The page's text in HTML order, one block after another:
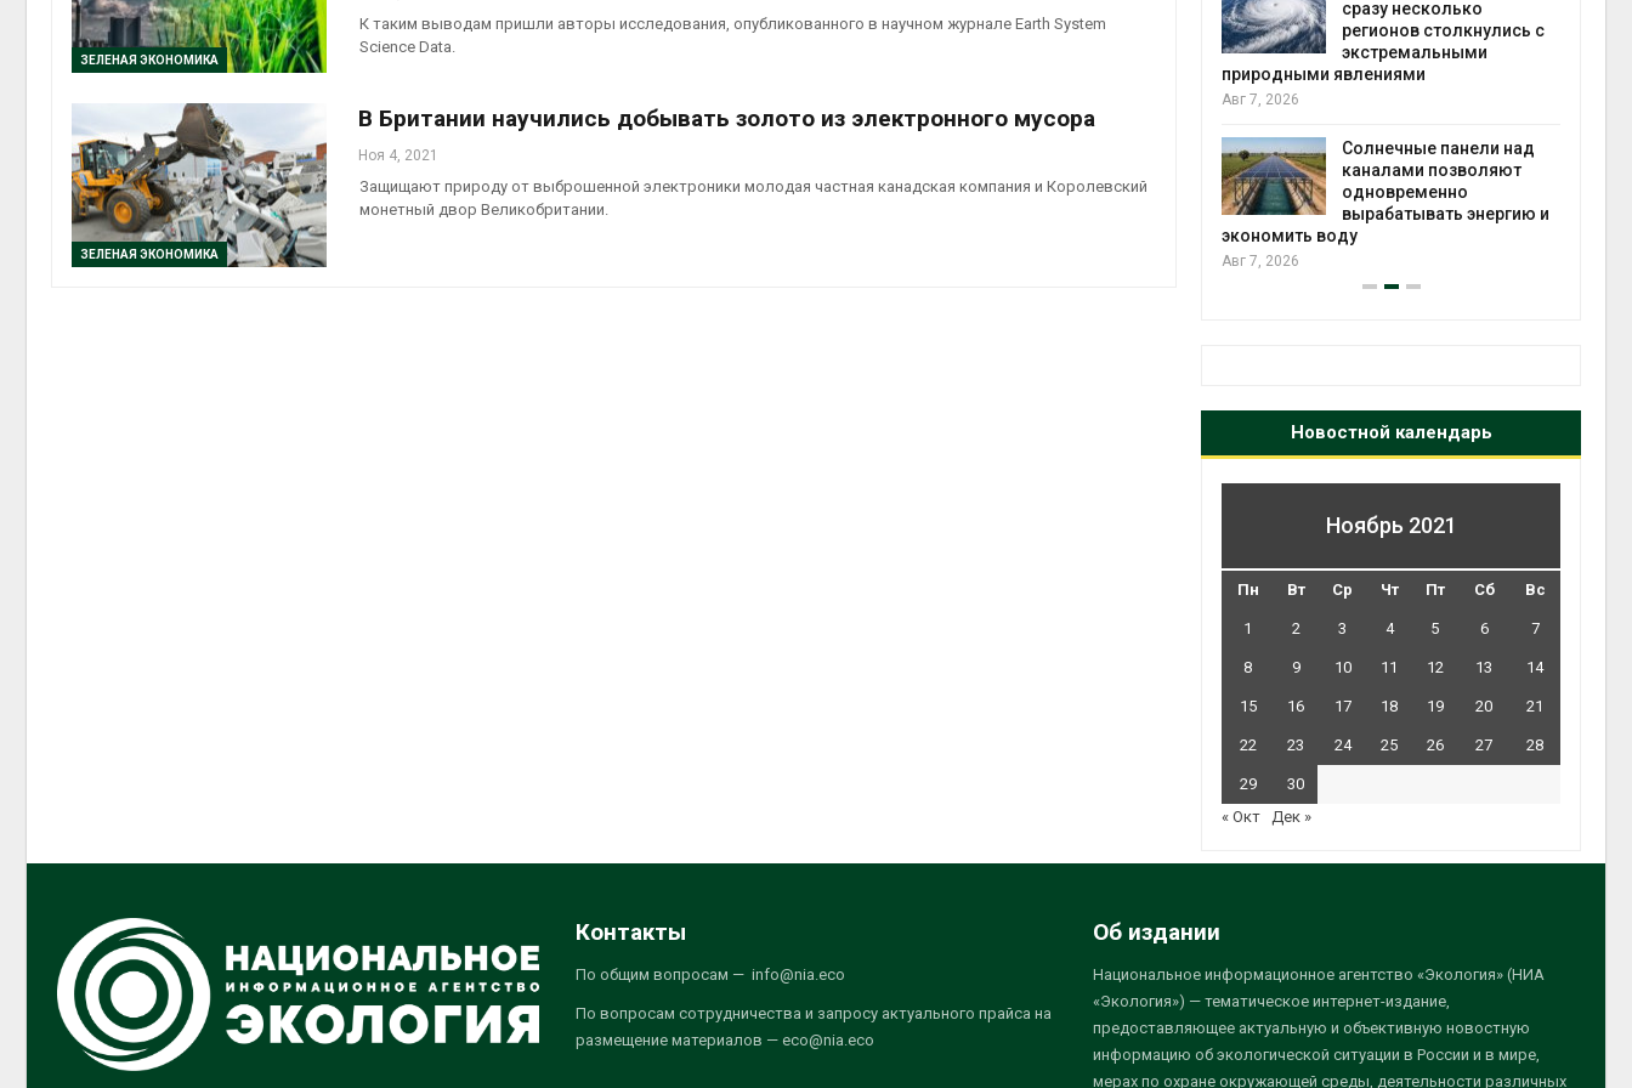
ЗЕЛЕНАЯ ЭКОНОМИКА
К таким выводам пришли авторы исследования, опубликованного в научном журнале Earth System
Science Data.
ЗЕЛЕНАЯ ЭКОНОМИКА
В Британии научились добывать золото из электронного мусора
Ноя 4, 2021
Защищают природу от выброшенной электроники молодая частная канадская компания и Королевский
монетный двор Великобритании.
Авг 6, 2026
получать питьевую воду
из воздуха с помощью
Авг 7, 2026
Нижнего Новгорода
сразу несколько
регионов столкнулись с
экстремальными
природными явлениями
Авг 7, 2026
Солнечные панели над
каналами позволяют
одновременно
вырабатывать энергию и
экономить воду
Авг 7, 2026
Новостной календарь
Ноябрь 2021
Пн Вт Ср Чт Пт Сб Вс
1 2 3 4 5 6 7
8 9 10 11 12 13 14
15 16 17 18 19 20 21
22 23 24 25 26 27 28
29
30
« Окт
Дек »
Контакты
По общим вопросам — info@nia.eco
По вопросам сотрудничества и запросу актуального прайса на
размещение материалов — eco@nia.eco
Об издании
Национальное информационное агентство «Экология» (НИА
«Экология») — тематическое интернет-издание,
предоставляющее актуальную и объективную новостную
информацию об экологической ситуации в России и в мире,
мерах по охране окружающей среды, деятельности различных